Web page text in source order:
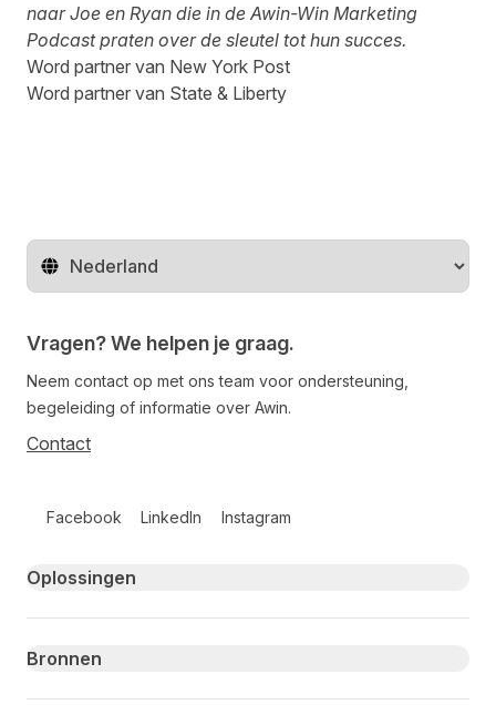
naar Joe en Ryan die in de Awin-Win Marketing
Podcast praten over de sleutel tot hun succes.
Word partner van New York Post
Word partner van State & Liberty
Regio wijzigen
Vragen? We helpen je graag.
Neem contact op met ons team voor ondersteuning,
begeleiding of informatie over Awin.
Contact
Facebook LinkedIn Instagram
Primary footer navigation
Oplossingen
Bronnen